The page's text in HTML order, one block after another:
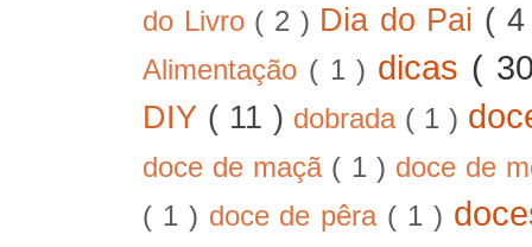
do Livro ( 2 ) Dia do Pai (
Alimentação ( 1 ) dicas (
DIY ( 11 ) dobrada ( 1 )
doce de maçã ( 1 ) doce de
( 1 ) doce de pêra ( 1 )